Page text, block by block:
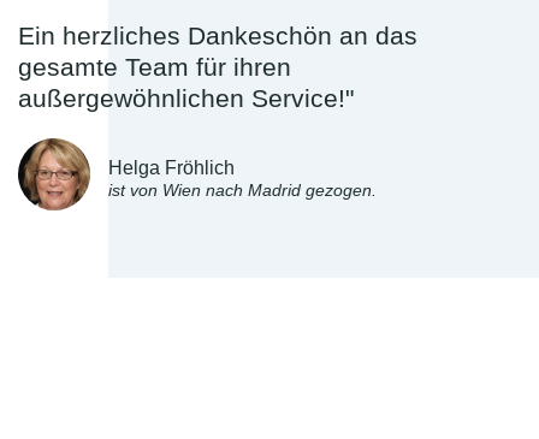
Ein herzliches Dankeschön an das
gesamte Team für ihren
außergewöhnlichen Service!"
Helga Fröhlich
ist von Wien nach Madrid gezogen.